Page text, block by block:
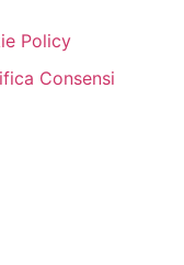
Policy
Consensi